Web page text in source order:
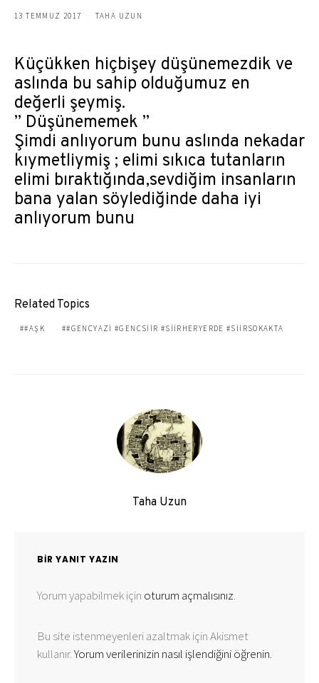
13 TEMMUZ 2017 TAHA UZUN
Küçükken hiçbişey düşünemezdik ve
aslında bu sahip olduğumuz en
değerli şeymiş.
” Düşünememek ”
Şimdi anlıyorum bunu aslında nekadar
kıymetliymiş ; elimi sıkıca tutanların
elimi bıraktığında,sevdiğim insanların
bana yalan söylediğinde daha iyi
anlıyorum bunu
Related Topics
#AŞK #GENCYAZI #GENCSIIR #SIIRHERYERDE #SIIRSOKAKTA
Taha Uzun
BIR YANIT YAZIN
Yorum yapabilmek için oturum açmalısınız.
Bu site istenmeyenleri azaltmak için Akismet
kullanır.Yorum verilerinizin nasıl işlendiğini öğrenin.